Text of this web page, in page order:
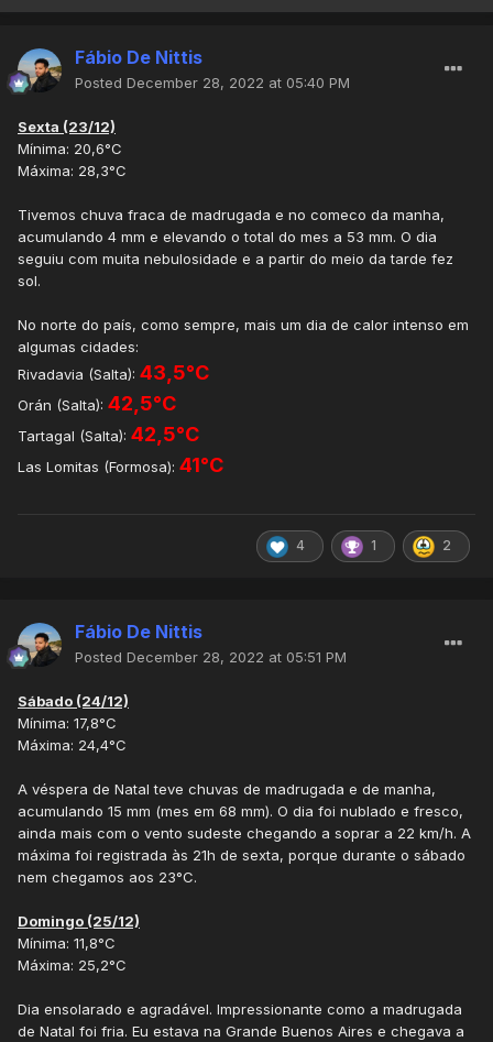
Fábio De Nittis
Posted December 28, 2022 at 05:40 PM
Sexta (23/12)
Mínima: 20,6°C
Máxima: 28,3°C
Tivemos chuva fraca de madrugada e no comeco da manha,
acumulando 4 mm e elevando o total do mes a 53 mm. O dia
seguiu com muita nebulosidade e a partir do meio da tarde fez
sol.
No norte do país, como sempre, mais um dia de calor intenso em
algumas cidades:
Rivadavia (Salta): 43,5°C
Orán (Salta): 42,5°C
Tartagal (Salta): 42,5°C
Las Lomitas (Formosa): 41°C
4 1 2
Fábio De Nittis
Posted December 28, 2022 at 05:51 PM
Sábado (24/12)
Mínima: 17,8°C
Máxima: 24,4°C
A véspera de Natal teve chuvas de madrugada e de manha,
acumulando 15 mm (mes em 68 mm). O dia foi nublado e fresco,
ainda mais com o vento sudeste chegando a soprar a 22 km/h. A
máxima foi registrada às 21h de sexta, porque durante o sábado
nem chegamos aos 23°C.
Domingo (25/12)
Mínima: 11,8°C
Máxima: 25,2°C
Dia ensolarado e agradável. Impressionante como a madrugada
de Natal foi fria. Eu estava na Grande Buenos Aires e chegava a